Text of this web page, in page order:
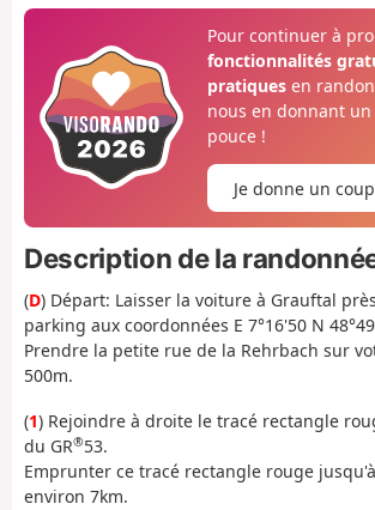
Pour continuer à
fonctionnalités
pratiquesen
nous en donnant
pouce !
Je donne un
Description de la
(D) Départ: Laisser la voiture à Grauftal
parking aux coordonnées E 7°16'50 N
Prendre la petite rue de la Rehrbach sur
500m.
(1) Rejoindre à droite le tracé rectangle
du GR®53.
Emprunter ce tracé rectangle rouge jusqu'à
environ 7km.